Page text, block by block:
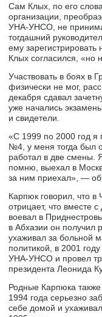
Сам Клых, по его
организации,
УНА-УНСО, не
тогдашний
ему зарегистрировать
Клых согласился, «но
Участвовать в боях в
физически не мог,
декабря сдавал
уже начались
и свидетели.
«С 1999 по 2000 год я
№4, у меня тогда был
работал в две смены.
помню, выехал в
за ним приехал», —
Карпюк говорил, что
отрицает, что вместе
воевал в
в Абхазии он получил
ухаживал за больной
политикой, в 2001
УНА-УНСО и провел
президента Леонида
Родные Карпюка также
1994 года серьезно
себе домой и